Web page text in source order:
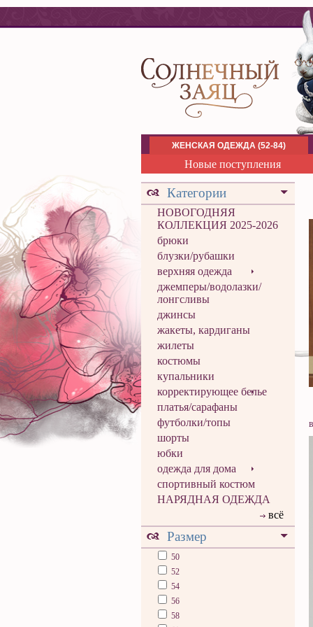
ЖЕНСКАЯ ОДЕЖДА (52-84)
Новые поступления
Категории
НОВОГОДНЯЯ
КОЛЛЕКЦИЯ 2025-2026
брюки
блузки/рубашки
верхняя одежда
джемперы/водолазки/
лонгсливы
джинсы
жакеты, кардиганы
жилеты
костюмы
купальники
корректирующее белье
платья/сарафаны
футболки/топы
шорты
юбки
одежда для дома
спортивный костюм
НАРЯДНАЯ ОДЕЖДА
всё
Размер
50
52
54
56
58